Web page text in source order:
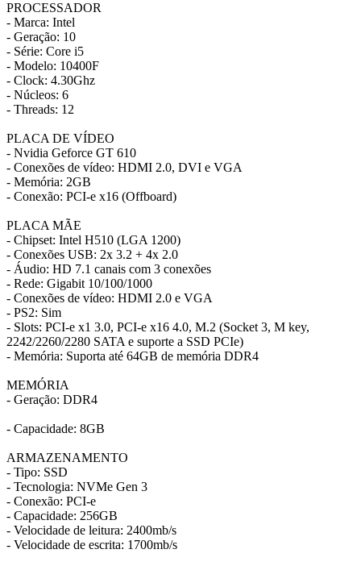
PROCESSADOR
- Marca: Intel
- Geração: 10
- Série: Core i5
- Modelo: 10400F
- Clock: 4.30Ghz
- Núcleos: 6
- Threads: 12
PLACA DE VÍDEO
- Nvidia Geforce GT 610
- Conexões de vídeo: HDMI 2.0, DVI e VGA
- Memória: 2GB
- Conexão: PCI-e x16 (Offboard)
PLACA MÃE
- Chipset: Intel H510 (LGA 1200)
- Conexões USB: 2x 3.2 + 4x 2.0
- Áudio: HD 7.1 canais com 3 conexões
- Rede: Gigabit 10/100/1000
- Conexões de vídeo: HDMI 2.0 e VGA
- PS2: Sim
- Slots: PCI-e x1 3.0, PCI-e x16 4.0, M.2 (Socket 3, M key,
2242/2260/2280 SATA e suporte a SSD PCIe)
- Memória: Suporta até 64GB de memória DDR4
MEMÓRIA
- Geração: DDR4
- Capacidade: 8GB
ARMAZENAMENTO
- Tipo: SSD
- Tecnologia: NVMe Gen 3
- Conexão: PCI-e
- Capacidade: 256GB
- Velocidade de leitura: 2400mb/s
- Velocidade de escrita: 1700mb/s